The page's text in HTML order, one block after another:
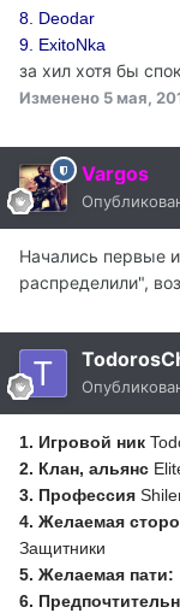
8. Deodar
9. ExitoNka
за хил хотя бы
Изменено 5 мая,
Vargos
Начались первые
распределили",
1. Игровой ник
2. Клан, альянс
3. Профессия
4. Желаемая
Защитники
5. Желаемая пати:
6.